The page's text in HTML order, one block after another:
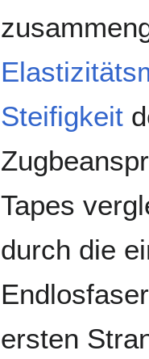
Steifigkeit
Tapes
durch die
ersten